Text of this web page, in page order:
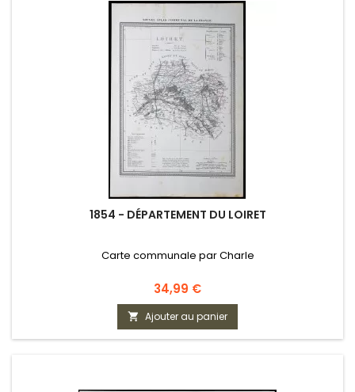
1854 - DÉPARTEMENT DU LOIRET
Carte communale par Charle
Prix
34,99 €
 Ajouter au panier